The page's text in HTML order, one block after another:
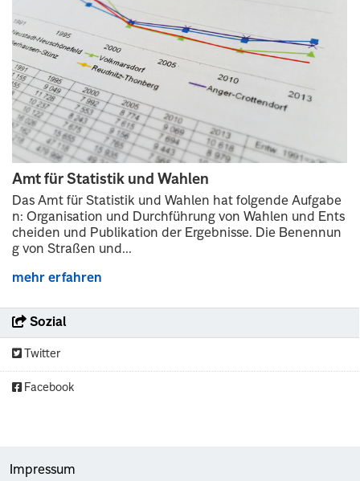
Amt für Statistik und Wahlen
Das Amt für Statistik und Wahlen hat folgende Aufgabe
n: Organisation und Durchführung von Wahlen und Ents
cheiden und Publikation der Ergebnisse. Die Benennun
g von Straßen und...
mehr erfahren
Sozial
Twitter
Facebook
Impressum